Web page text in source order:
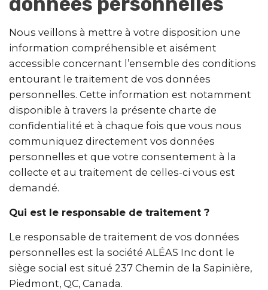
Nous veillons à mettre à votre disposition une
information compréhensible et aisément
accessible concernant l’ensemble des conditions
entourant le traitement de vos données
personnelles. Cette information est notamment
disponible à travers la présente charte de
confidentialité et à chaque fois que vous nous
communiquez directement vos données
personnelles et que votre consentement à la
collecte et au traitement de celles-ci vous est
demandé.
Qui est le responsable de traitement ?
Le responsable de traitement de vos données
personnelles est la société ALÉAS Inc dont le
siège social est situé 237 Chemin de la Sapinière,
Piedmont, QC, Canada.